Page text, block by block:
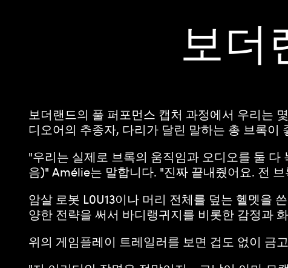
e
p
t
&
P
보더
보더랜드의 풀 퍼포먼스 캡처 과정에서 우리는
디오어의 추종자, 다리가 달린 말하는 총 브록이
"우리는 실제로 브록의 움직임과 오디오를 둘
음)" Amélie는 말합니다. "진짜 끝내줬어요. 전
암살 로봇 L0U13이나 머리 전체를 덮는 헬멧을
양한 전략을 써서 바디랭귀지를 비롯한 감정과
위의 게임플레이 트레일러를 보면 겁도 없이 금